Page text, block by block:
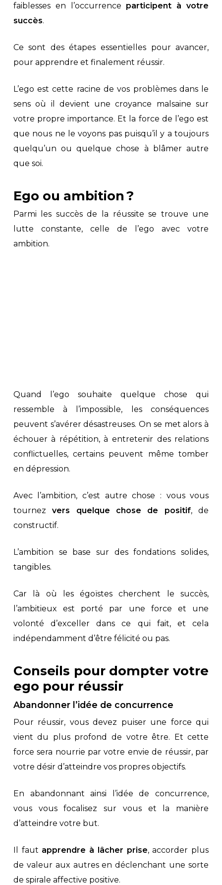
faiblesses en l’occurrence participent à votre
succès.
Ce sont des étapes essentielles pour avancer,
pour apprendre et finalement réussir.
L’ego est cette racine de vos problèmes dans le
sens où il devient une croyance malsaine sur
votre propre importance. Et la force de l’ego est
que nous ne le voyons pas puisqu’il y a toujours
quelqu’un ou quelque chose à blâmer autre
que soi.
Ego ou ambition ?
Parmi les succès de la réussite se trouve une
lutte constante, celle de l’ego avec votre
ambition.
Quand l’ego souhaite quelque chose qui
ressemble à l’impossible, les conséquences
peuvent s’avérer désastreuses. On se met alors à
échouer à répétition, à entretenir des relations
conflictuelles, certains peuvent même tomber
en dépression.
Avec l’ambition, c’est autre chose : vous vous
tournezvers quelque chose de positif, de
constructif.
L’ambition se base sur des fondations solides,
tangibles.
Car là où les égoïstes cherchent le succès,
l’ambitieux est porté par une force et une
volonté d’exceller dans ce qui fait, et cela
indépendamment d’être félicité ou pas.
Conseils pour dompter votre
ego pour réussir
Abandonner l’idée de concurrence
Pour réussir, vous devez puiser une force qui
vient du plus profond de votre être. Et cette
force sera nourrie par votre envie de réussir, par
votre désir d’atteindre vos propres objectifs.
En abandonnant ainsi l’idée de concurrence,
vous vous focalisez sur vous et la manière
d’atteindre votre but.
Il faut apprendre à lâcher prise, accorder plus
de valeur aux autres en déclenchant une sorte
de spirale affective positive.